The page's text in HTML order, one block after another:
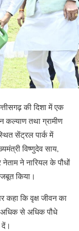
की दिशा में एक
कल्याण तथा ग्रामीण
सेंट्रल पार्क में
विष्णुदेव साय,
नेताम ने नारियल के पौधों
किया।
कहा कि वृक्ष जीवन का
अधिक से अधिक पौधे